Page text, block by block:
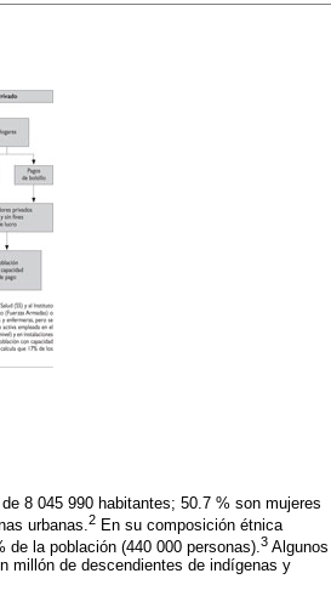
8 045 990 habitantes; 50.7 % son mujeres
urbanas.2 En su composición étnica
la población (440 000 personas).3 Algunos
millón de descendientes de indígenas y